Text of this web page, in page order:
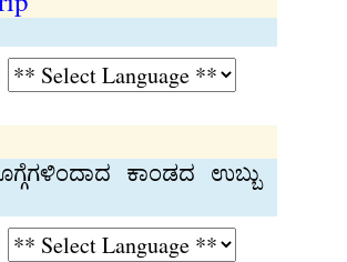
ಕಾಂಡದ ಉಬ್ಬು